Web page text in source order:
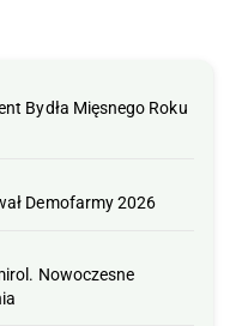
Bydła Mięsnego Roku
Demofarmy 2026
Nowoczesne